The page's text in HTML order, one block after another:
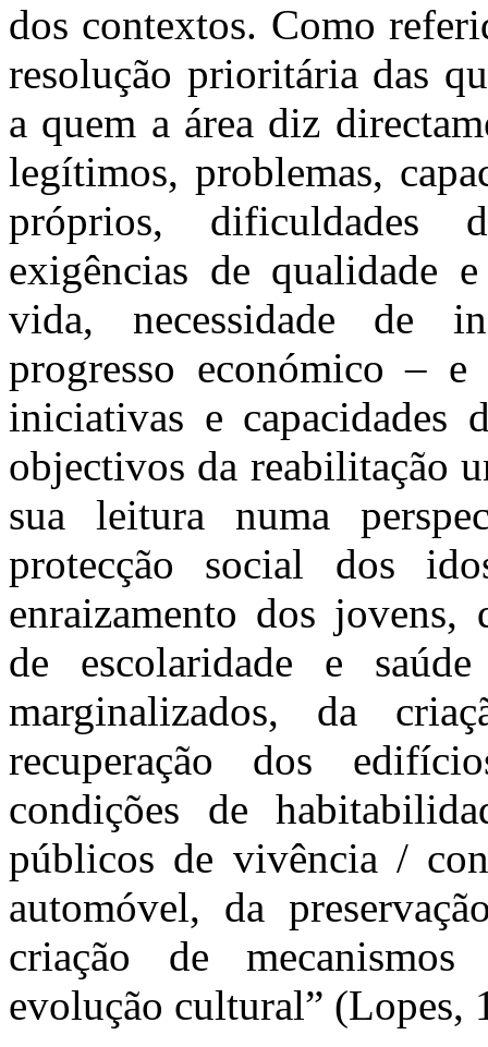
dos contextos. Como
resolução prioritária das
a quem a área diz
legítimos, problemas,
próprios, dificuldades
exigências de qualidade
vida, necessidade de
progresso económico – e
iniciativas e capacidades
objectivos da reabilitação
sua leitura numa
protecção social dos
enraizamento dos jovens,
de escolaridade e
marginalizados, da
recuperação dos
condições de
públicos de vivência /
automóvel, da
criação de
evolução cultural” (Lopes,